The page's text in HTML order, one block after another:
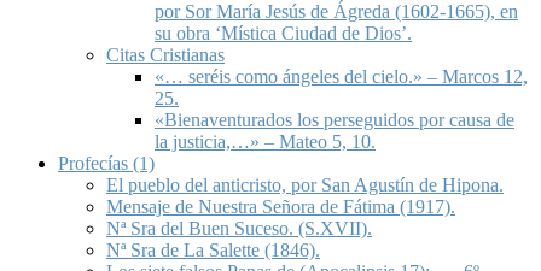
por Sor María Jesús de Ágreda (1602-1665), en
su obra ‘Mística Ciudad de Dios’.
Citas Cristianas
«… seréis como ángeles del cielo.» – Marcos 12,
25.
«Bienaventurados los perseguidos por causa de
la justicia,…» – Mateo 5, 10.
Profecías (1)
El pueblo del anticristo, por San Agustín de Hipona.
Mensaje de Nuestra Señora de Fátima (1917).
Nª Sra del Buen Suceso. (S.XVII).
Nª Sra de La Salette (1846).